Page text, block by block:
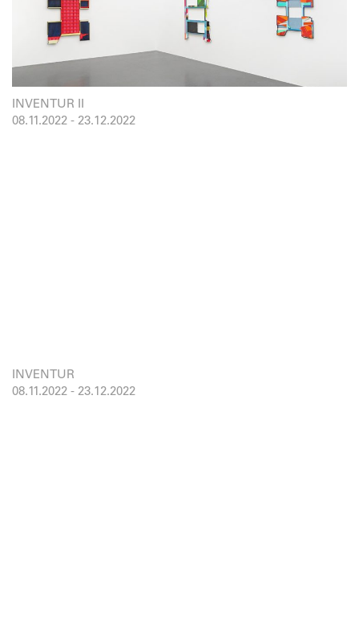
INVENTUR II
08.11.2022 - 23.12.2022
INVENTUR
08.11.2022 - 23.12.2022